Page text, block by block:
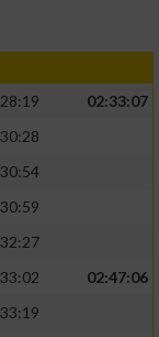
02:33:07
02:47:06